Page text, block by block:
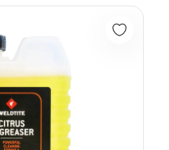
Bicicleta 1L Weldtite